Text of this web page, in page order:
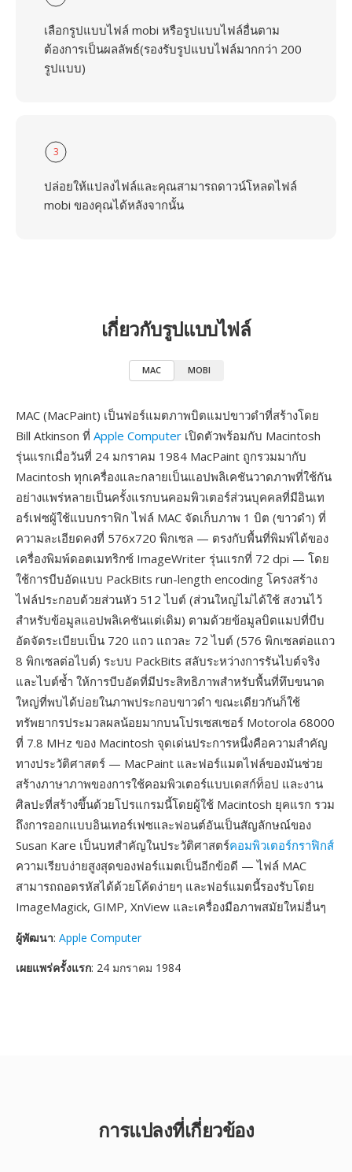
เลือกรูปแบบไฟล์ mobi หรือรูปแบบไฟล์อื่นตาม
ต้องการเป็นผลลัพธ์(รองรับรูปแบบไฟล์มากกว่า 200
รูปแบบ)
3
ปล่อยให้แปลงไฟล์และคุณสามารถดาวน์โหลดไฟล์
mobi ของคุณได้หลังจากนั้น
เกี่ยวกับรูปแบบไฟล์
MAC MOBI
MAC (MacPaint) เป็นฟอร์แมตภาพบิตแมปขาวดำที่สร้างโดย
Bill Atkinson ที่ Apple Computer เปิดตัวพร้อมกับ Macintosh
รุ่นแรกเมื่อวันที่ 24 มกราคม 1984 MacPaint ถูกรวมมากับ
Macintosh ทุกเครื่องและกลายเป็นแอปพลิเคชันวาดภาพที่ใช้กัน
อย่างแพร่หลายเป็นครั้งแรกบนคอมพิวเตอร์ส่วนบุคคลที่มีอินเท
อร์เฟซผู้ใช้แบบกราฟิก ไฟล์ MAC จัดเก็บภาพ 1 บิต (ขาวดำ) ที่
ความละเอียดคงที่ 576x720 พิกเซล — ตรงกับพื้นที่พิมพ์ได้ของ
เครื่องพิมพ์ดอตเมทริกซ์ ImageWriter รุ่นแรกที่ 72 dpi — โดย
ใช้การบีบอัดแบบ PackBits run-length encoding โครงสร้าง
ไฟล์ประกอบด้วยส่วนหัว 512 ไบต์ (ส่วนใหญ่ไม่ได้ใช้ สงวนไว้
สำหรับข้อมูลแอปพลิเคชันแต่เดิม) ตามด้วยข้อมูลบิตแมปที่บีบ
อัดจัดระเบียบเป็น 720 แถว แถวละ 72 ไบต์ (576 พิกเซลต่อแถว
8 พิกเซลต่อไบต์) ระบบ PackBits สลับระหว่างการรันไบต์จริง
และไบต์ซ้ำ ให้การบีบอัดที่มีประสิทธิภาพสำหรับพื้นที่ทึบขนาด
ใหญ่ที่พบได้บ่อยในภาพประกอบขาวดำ ขณะเดียวกันก็ใช้
ทรัพยากรประมวลผลน้อยมากบนโปรเซสเซอร์ Motorola 68000
ที่ 7.8 MHz ของ Macintosh จุดเด่นประการหนึ่งคือความสำคัญ
ทางประวัติศาสตร์ — MacPaint และฟอร์แมตไฟล์ของมันช่วย
สร้างภาษาภาพของการใช้คอมพิวเตอร์แบบเดสก์ท็อป และงาน
ศิลปะที่สร้างขึ้นด้วยโปรแกรมนี้โดยผู้ใช้ Macintosh ยุคแรก รวม
ถึงการออกแบบอินเทอร์เฟซและฟอนต์อันเป็นสัญลักษณ์ของ
Susan Kare เป็นบทสำคัญในประวัติศาสตร์คอมพิวเตอร์กราฟิกส์
ความเรียบง่ายสูงสุดของฟอร์แมตเป็นอีกข้อดี — ไฟล์ MAC
สามารถถอดรหัสได้ด้วยโค้ดง่ายๆ และฟอร์แมตนี้รองรับโดย
ImageMagick, GIMP, XnView และเครื่องมือภาพสมัยใหม่อื่นๆ
ผู้พัฒนา: Apple Computer
เผยแพร่ครั้งแรก: 24 มกราคม 1984
การแปลงที่เกี่ยวข้อง